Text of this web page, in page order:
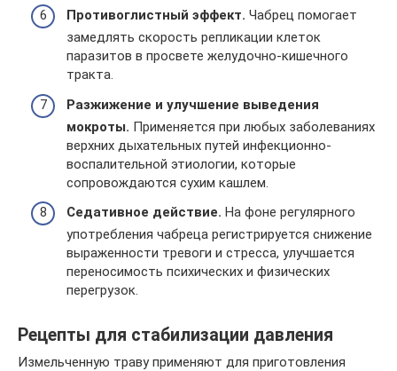
Противоглистный эффект. Чабрец помогает
замедлять скорость репликации клеток
паразитов в просвете желудочно-кишечного
тракта.
Разжижение и улучшение выведения
мокроты. Применяется при любых заболеваниях
верхних дыхательных путей инфекционно-
воспалительной этиологии, которые
сопровождаются сухим кашлем.
Седативное действие. На фоне регулярного
употребления чабреца регистрируется снижение
выраженности тревоги и стресса, улучшается
переносимость психических и физических
перегрузок.
Рецепты для стабилизации давления
Измельченную траву применяют для приготовления